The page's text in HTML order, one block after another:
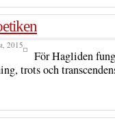
2015
För Hagliden
trots och